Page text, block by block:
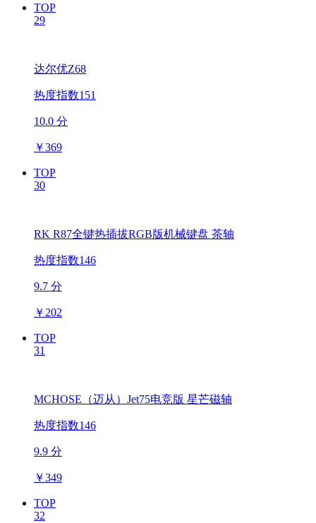
TOP
29
达尔优Z68
热度指数151
10.0 分
￥369
TOP
30
RK R87全键热插拔RGB版机械键盘 茶轴
热度指数146
9.7 分
￥ 202
TOP
31
MCHOSE（迈从）Jet75电竞版 星芒磁轴
热度指数146
9.9 分
￥349
TOP
32